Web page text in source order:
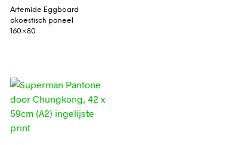
Artemide Eggboard
akoestisch paneel
160×80